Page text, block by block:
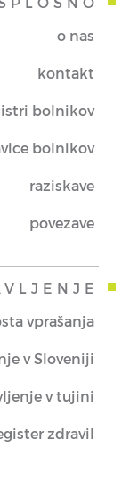
o nas
kontakt
bolnikov
bolnikov
raziskave
povezave
vprašanja
v Sloveniji
v tujini
zdravil